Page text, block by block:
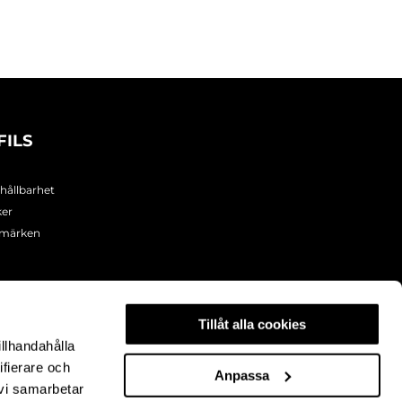
och
samarbetar
Tillåt alla cookies
Anpassa